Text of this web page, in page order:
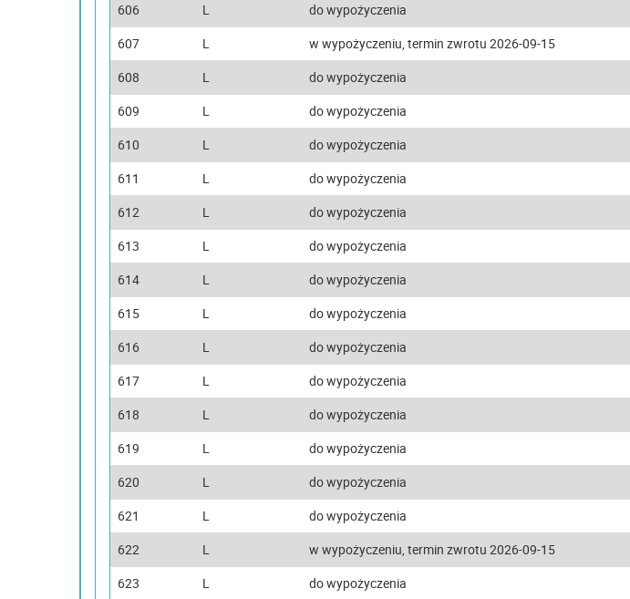
606
L do wypożyczenia
607
L w wypożyczeniu, termin zwrotu 2026-09-15
608
L do wypożyczenia
609
L do wypożyczenia
610
L do wypożyczenia
611
L do wypożyczenia
612
L do wypożyczenia
613
L do wypożyczenia
614
L do wypożyczenia
615
L do wypożyczenia
616
L do wypożyczenia
617
L do wypożyczenia
618
L do wypożyczenia
619
L do wypożyczenia
620
L do wypożyczenia
621
L do wypożyczenia
622
L w wypożyczeniu, termin zwrotu 2026-09-15
623
L do wypożyczenia